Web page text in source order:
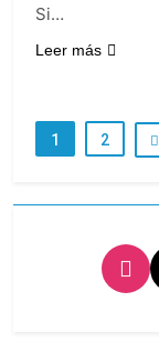
Si…
Leer más
1 2